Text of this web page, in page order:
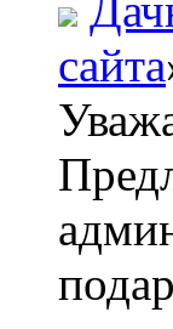
сайта